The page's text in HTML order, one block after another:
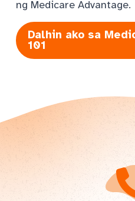
ng Medicare Advantage.
Dalhin ako sa
101